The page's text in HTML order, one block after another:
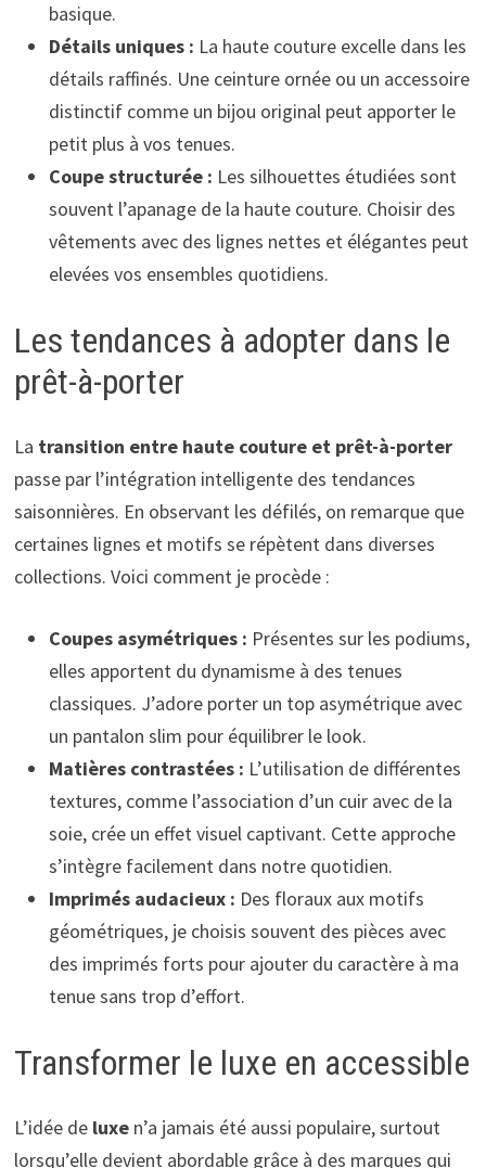
basique.
Détails uniques : La haute couture excelle dans les
détails raffinés. Une ceinture ornée ou un accessoire
distinctif comme un bijou original peut apporter le
petit plus à vos tenues.
Coupe structurée : Les silhouettes étudiées sont
souvent l’apanage de la haute couture. Choisir des
vêtements avec des lignes nettes et élégantes peut
elevées vos ensembles quotidiens.
Les tendances à adopter dans le
prêt-à-porter
La transition entre haute couture et prêt-à-porter
passe par l’intégration intelligente des tendances
saisonnières. En observant les défilés, on remarque que
certaines lignes et motifs se répètent dans diverses
collections. Voici comment je procède :
Coupes asymétriques : Présentes sur les podiums,
elles apportent du dynamisme à des tenues
classiques. J’adore porter un top asymétrique avec
un pantalon slim pour équilibrer le look.
Matières contrastées : L’utilisation de différentes
textures, comme l’association d’un cuir avec de la
soie, crée un effet visuel captivant. Cette approche
s’intègre facilement dans notre quotidien.
Imprimés audacieux : Des floraux aux motifs
géométriques, je choisis souvent des pièces avec
des imprimés forts pour ajouter du caractère à ma
tenue sans trop d’effort.
Transformer le luxe en accessible
L’idée de luxen’a jamais été aussi populaire, surtout
lorsqu’elle devient abordable grâce à des marques qui